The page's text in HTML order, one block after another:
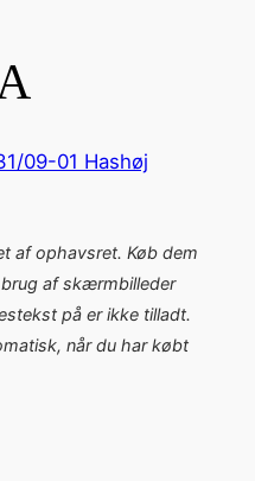
09-01 Hashøj
af ophavsret. Køb dem
brug af skærmbilleder
på er ikke tilladt.
når du har købt